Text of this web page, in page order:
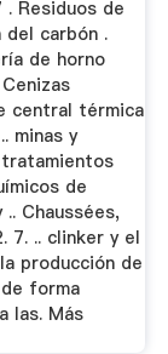
. Residuos de
del carbón .
de horno
central térmica
minas y
de
.. Chaussées,
7. .. clinker y el
producción de
forma
las. Más